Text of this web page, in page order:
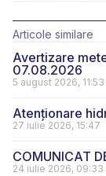
Articole similare
Avertizare
07.08.2026
5 august 2026, 11:53
Atenționare
27 iulie 2026, 15:47
COMUNICAT
24 iulie 2026, 09:33